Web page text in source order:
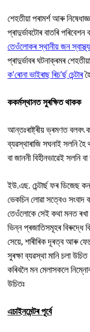
শেহতীয়া পৰামৰ্শ আৰু
প্ৰাদুৰ্ভাবটোৰ বাতৰি
তেওঁলোকৰ স্থানীয় জন
প্ৰাদুৰ্ভাবৰ ঘটনাক্ৰমৰ
ক’ৰোনা ভাইৰাছ ৰিচ’ৰ্ছ চেন্টাৰ
ককৰ্মস্থানত সুৰক্ষিত থাকক
আন্তঃৰাষ্ট্ৰীয় ভ্ৰমণত বলবৎ
ব্যৱস্থাৰাজি সঘনাই সলনি হৈ
বা জাননী বিহীনভাৱেই সলনি
ইউ.এছ. চেন্টাৰ্ছ ফৰ ডিজেছ
ভেকচিন লোৱা সত্বেও সংবাদ
তেওঁলোকে সেই কথা মনত
ভিন্ন প্ৰজাতিসমূহৰ বিৰুদ্ধে
সেয়ে, শাৰীৰিক দূৰত্ব আৰু
সুৰক্ষা ব্যৱস্থা মানি চলা
কৰিবলৈ মন মেলাসকলে
উচিতঃ
এচাইনমেন্টৰ পূৰ্বে